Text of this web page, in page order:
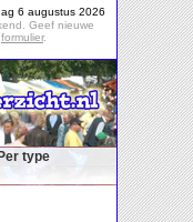
6 augustus 2026
Geef nieuwe
formulier.
Per type